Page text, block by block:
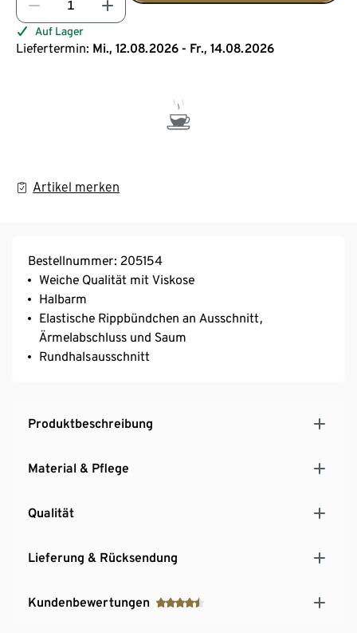
Auf Lager
Liefertermin: Mi., 12.08.2026 - Fr., 14.08.2026
Artikel merken
Bestellnummer: 205154
Weiche Qualität mit Viskose
Halbarm
Elastische Rippbündchen an Ausschnitt,
Ärmelabschluss und Saum
Rundhalsausschnitt
Produktbeschreibung
Material & Pflege
Qualität
Lieferung & Rücksendung
Kundenbewertungen